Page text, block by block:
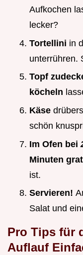
Aufkochen
lecker?
Tortellini in
unterrühren.
Topf
köcheln
Käse
schön
Im Ofen bei
Minuten
ist.
Servieren!
Salat und
Pro Tips für
Auflauf